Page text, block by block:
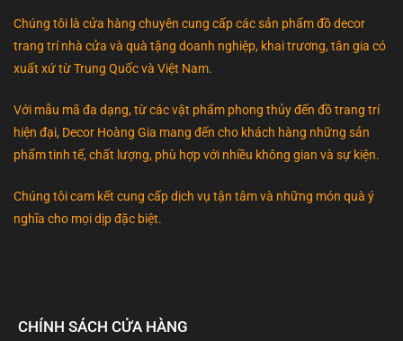
Chúng tôi là cửa hàng chuyên cung cấp các sản phẩm đồ decor
trang trí nhà cửa và quà tặng doanh nghiệp, khai trương, tân gia có
xuất xứ từ Trung Quốc và Việt Nam.
Với mẫu mã đa dạng, từ các vật phẩm phong thủy đến đồ trang trí
hiện đại, Decor Hoàng Gia mang đến cho khách hàng những sản
phẩm tinh tế, chất lượng, phù hợp với nhiều không gian và sự kiện.
Chúng tôi cam kết cung cấp dịch vụ tận tâm và những món quà ý
nghĩa cho mọi dịp đặc biệt.
CHÍNH SÁCH CỬA HÀNG